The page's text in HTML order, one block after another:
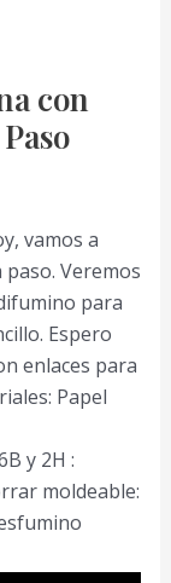
con
vamos a
Veremos
para
Espero
enlaces para
Papel
y 2H :
moldeable: